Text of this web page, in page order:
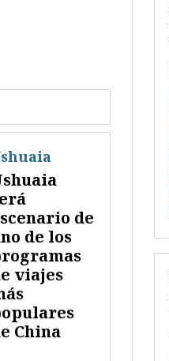
de
de los
viajes
China